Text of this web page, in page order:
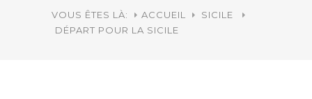
VOUS ÊTES LÀ: ACCUEIL
SICILE
DÉPART POUR LA SICILE